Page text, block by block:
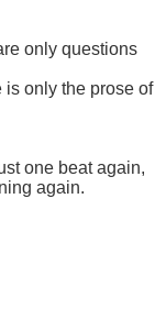
only questions
is only the prose of
one beat again,
again.